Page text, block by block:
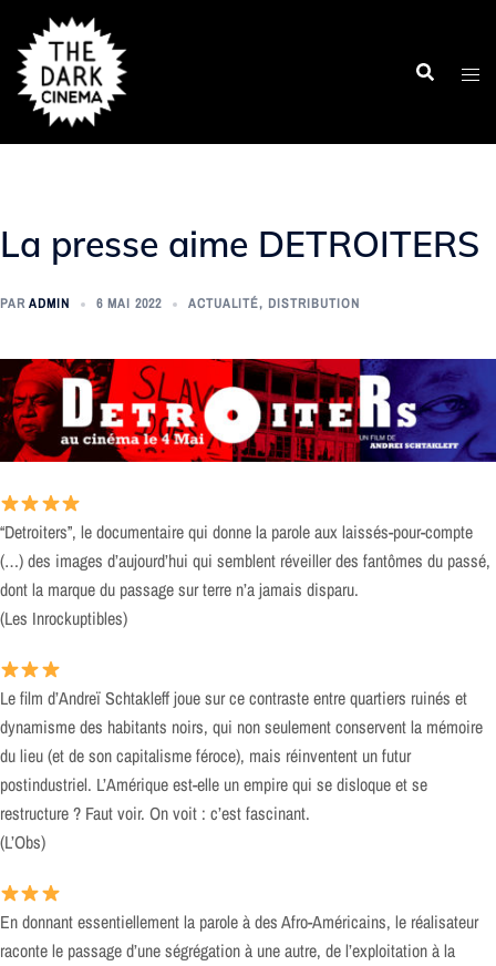
contenu
La presse aime DETROITERS
PARADMIN 6 MAI 2022 ACTUALITÉ, DISTRIBUTION
“Detroiters”, le documentaire qui donne la parole aux laissés-pour-compte
(…) des images d’aujourd’hui qui semblent réveiller des fantômes du passé,
dont la marque du passage sur terre n’a jamais disparu.
(Les Inrockuptibles)
Le film d’Andreï Schtakleff joue sur ce contraste entre quartiers ruinés et
dynamisme des habitants noirs, qui non seulement conservent la mémoire
du lieu (et de son capitalisme féroce), mais réinventent un futur
postindustriel. L’Amérique est-elle un empire qui se disloque et se
restructure ? Faut voir. On voit : c’est fascinant.
(L’Obs)
En donnant essentiellement la parole à des Afro-Américains, le réalisateur
raconte le passage d’une ségrégation à une autre, de l’exploitation à la